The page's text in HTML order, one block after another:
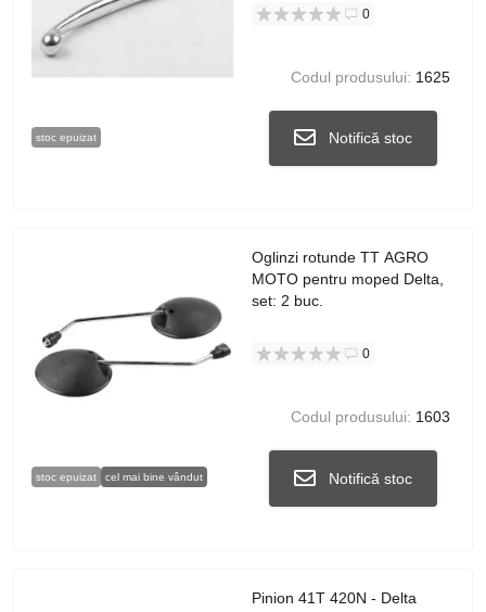
stoc epuizat
0
Codul produsului: 1625
Notifică stoc
stoc epuizat cel mai bine vândut
Oglinzi rotunde TT AGRO
MOTO pentru moped Delta,
set: 2 buc.
0
Codul produsului: 1603
Notifică stoc
Pinion 41T 420N - Delta